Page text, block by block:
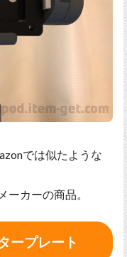
では似たような
カーの商品。
ープレート